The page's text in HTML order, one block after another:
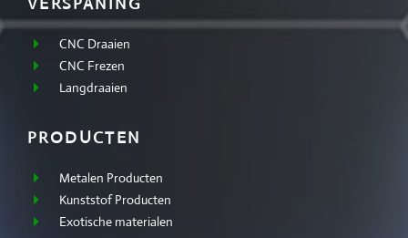
CNC Draaien
CNC Frezen
Langdraaien
PRODUCTEN
Metalen Producten
Kunststof Producten
Exotische materialen